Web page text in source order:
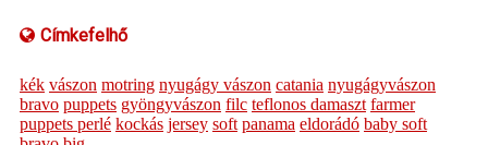
Címkefelhő
kék vászon motring nyugágy vászon catania nyugágyvászon
bravo puppets gyöngyvászon filc teflonos damaszt farmer
puppets perlé kockás jersey soft panama eldorádó baby soft